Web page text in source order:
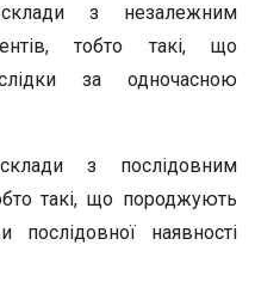
з незалежним
тобто такі, що
за одночасною
з послідовним
такі, що породжують
наявності